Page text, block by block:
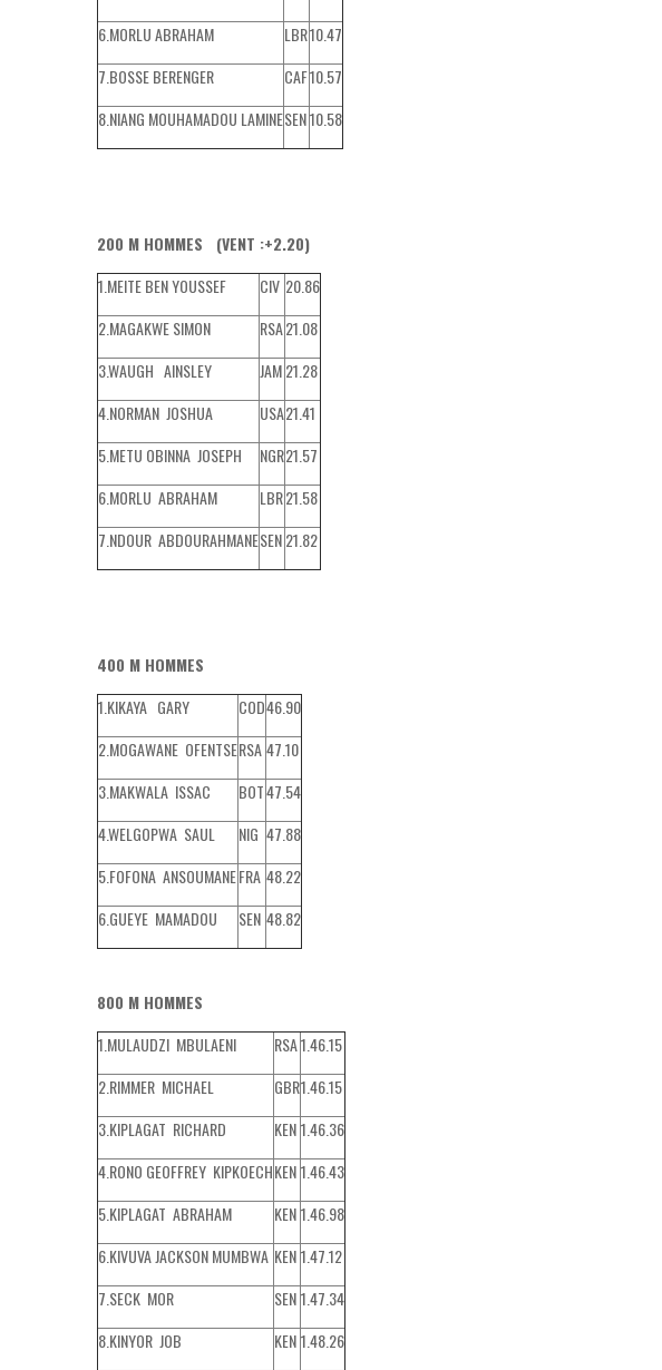
6.MORLU ABRAHAM
LBR10.47
7.BOSSE BERENGER
CAF10.57
8.NIANG MOUHAMADOU LAMINESEN10.58
200 M HOMMES (VENT :+2.20)
1.MEITE BEN YOUSSEF
CIV 20.86
2.MAGAKWE SIMON
RSA21.08
3.WAUGH AINSLEY
JAM21.28
4.NORMAN JOSHUA
USA21.41
5.METU OBINNA JOSEPH
NGR21.57
6.MORLU ABRAHAM
LBR21.58
7.NDOUR ABDOURAHMANESEN21.82
400 M HOMMES
1.KIKAYA GARY
COD46.90
2.MOGAWANE OFENTSERSA47.10
3.MAKWALA ISSAC
BOT47.54
4.WELGOPWA SAUL
NIG 47.88
5.FOFONA ANSOUMANEFRA 48.22
6.GUEYE MAMADOU
SEN 48.82
800 M HOMMES
1.MULAUDZI MBULAENI
RSA1.46.15
2.RIMMER MICHAEL
GBR1.46.15
3.KIPLAGAT RICHARD
KEN1.46.36
4.RONO GEOFFREY KIPKOECHKEN1.46.43
5.KIPLAGAT ABRAHAM
KEN1.46.98
6.KIVUVA JACKSON MUMBWA KEN1.47.12
7.SECK MOR
SEN1.47.34
8.KINYOR JOB
KEN1.48.26